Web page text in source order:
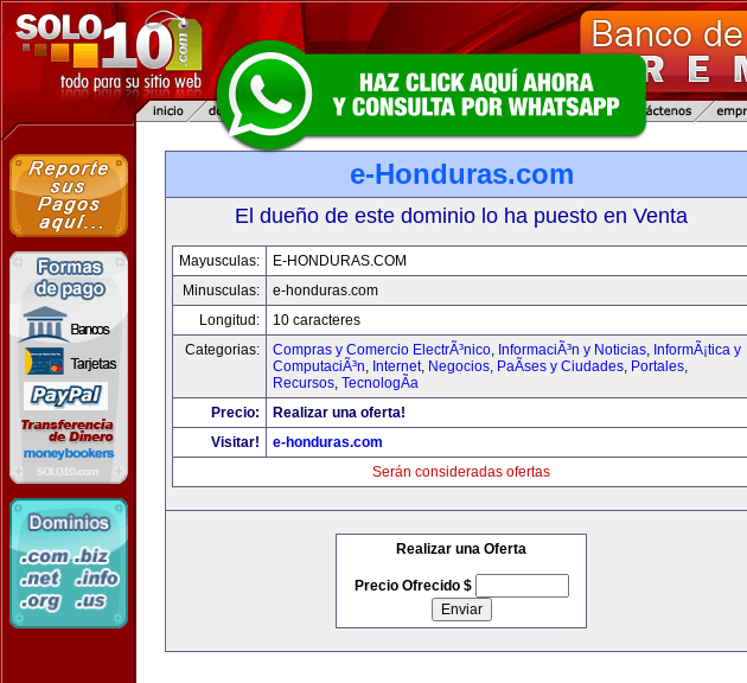
e-Honduras.com
El dueño de este dominio lo ha puesto en Venta
Mayusculas:
E-HONDURAS.COM
Minusculas:
e-honduras.com
Longitud:
10 caracteres
Categorias:
Compras y Comercio ElectrÃ³nico, InformaciÃ³n y Noticias, InformÃ¡tica y
ComputaciÃ³n, Internet, Negocios, PaÃ­ses y Ciudades, Portales,
Recursos, TecnologÃ­a
Precio:
Realizar una oferta!
Visitar!
e-honduras.com
Serán consideradas ofertas
Realizar una Oferta
Precio Ofrecido $